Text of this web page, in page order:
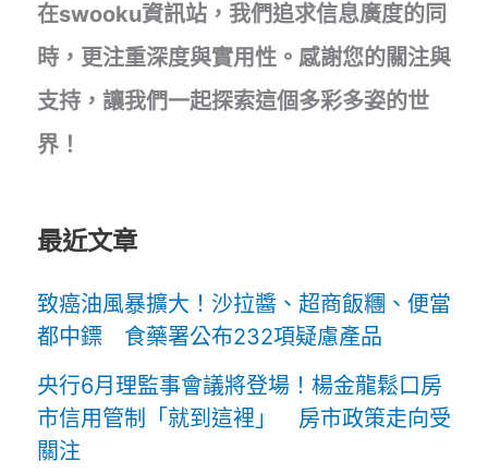
在swooku資訊站，我們追求信息廣度的同
時，更注重深度與實用性。感謝您的關注與
支持，讓我們一起探索這個多彩多姿的世
界！
最近文章
致癌油風暴擴大！沙拉醬、超商飯糰、便當
都中鏢 食藥署公布232項疑慮產品
央行6月理監事會議將登場！楊金龍鬆口房
市信用管制「就到這裡」 房市政策走向受
關注